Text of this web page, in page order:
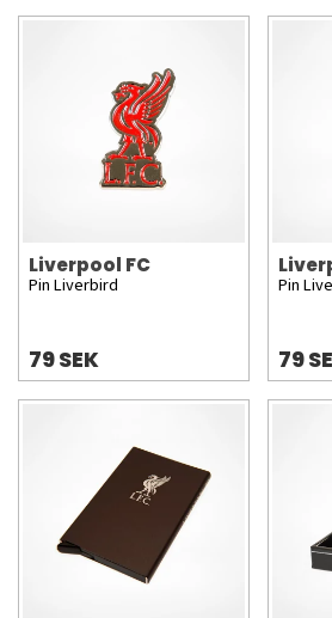
Liverpool FC
Pin Liverbird
79 SEK
Pin
79